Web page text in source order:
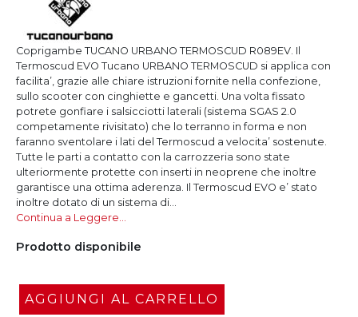
Coprigambe TUCANO URBANO TERMOSCUD R089EV. Il
Termoscud EVO Tucano URBANO TERMOSCUD si applica con
facilita’, grazie alle chiare istruzioni fornite nella confezione,
sullo scooter con cinghiette e gancetti. Una volta fissato
potrete gonfiare i salsicciotti laterali (sistema SGAS 2.0
competamente rivisitato) che lo terranno in forma e non
faranno sventolare i lati del Termoscud a velocita’ sostenute.
Tutte le parti a contatto con la carrozzeria sono state
ulteriormente protette con inserti in neoprene che inoltre
garantisce una ottima aderenza. Il Termoscud EVO e’ stato
inoltre dotato di un sistema di...
Continua a Leggere…
Prodotto disponibile
AGGIUNGI AL CARRELLO